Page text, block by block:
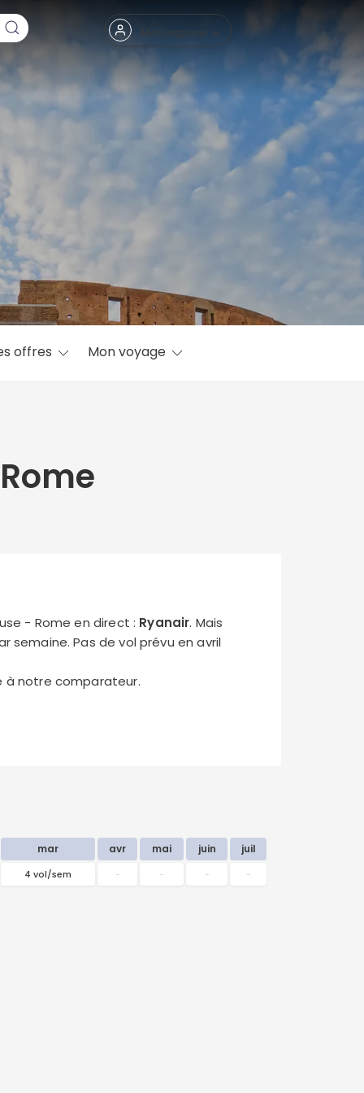
Mon espace
offres Mon voyage
- Rome en direct : Ryanair. Mais
semaine. Pas de vol prévu en avril
à notre comparateur.
mar avr mai juin juil
4 vol/sem - - - -